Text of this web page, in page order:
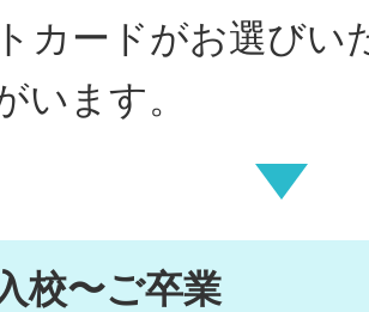
カードがお選びい
います。
校〜ご卒業